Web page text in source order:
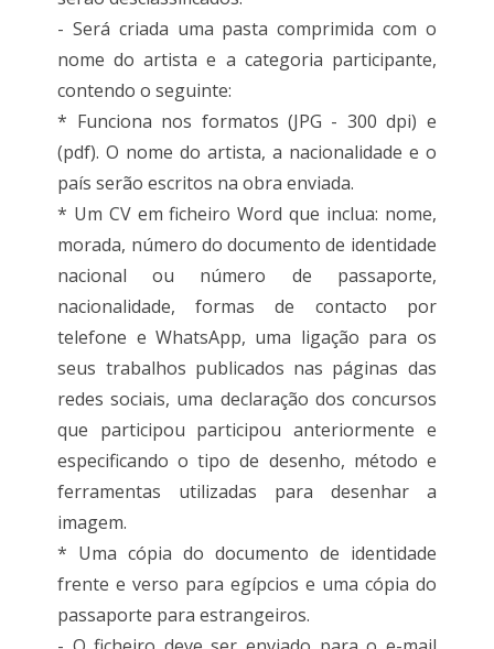
- Será criada uma pasta comprimida com o
nome do artista e a categoria participante,
contendo o seguinte:
* Funciona nos formatos (JPG - 300 dpi) e
(pdf). O nome do artista, a nacionalidade e o
país serão escritos na obra enviada.
* Um CV em ficheiro Word que inclua: nome,
morada, número do documento de identidade
nacional ou número de passaporte,
nacionalidade, formas de contacto por
telefone e WhatsApp, uma ligação para os
seus trabalhos publicados nas páginas das
redes sociais, uma declaração dos concursos
que participou participou anteriormente e
especificando o tipo de desenho, método e
ferramentas utilizadas para desenhar a
imagem.
* Uma cópia do documento de identidade
frente e verso para egípcios e uma cópia do
passaporte para estrangeiros.